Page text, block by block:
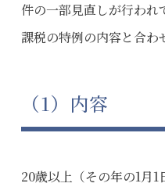
件の一部見直しが行わ
課税の特例の内容と合わ
（1）内容
20歳以上（その年の1月